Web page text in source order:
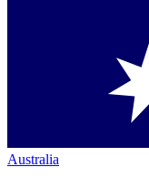
Australia